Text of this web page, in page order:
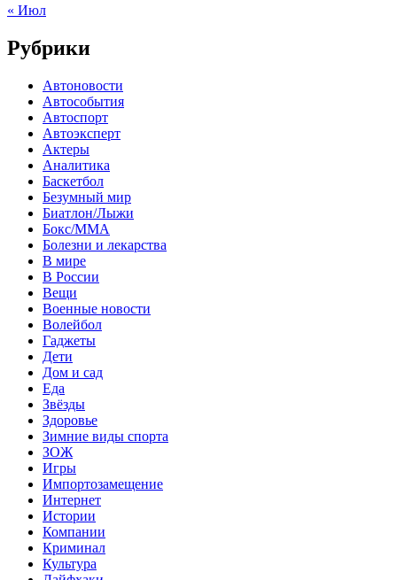
« Июл
Рубрики
Автоновости
Автособытия
Автоспорт
Автоэксперт
Актеры
Аналитика
Баскетбол
Безумный мир
Биатлон/Лыжи
Бокс/MMA
Болезни и лекарства
В мире
В России
Вещи
Военные новости
Волейбол
Гаджеты
Дети
Дом и сад
Еда
Звёзды
Здоровье
Зимние виды спорта
ЗОЖ
Игры
Импортозамещение
Интернет
Истории
Компании
Криминал
Культура